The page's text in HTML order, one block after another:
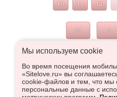
10 11 12
|< <
Что высказаться в Рупор,
Мы используем сookie
Во время посещения
«Sitelove.ru» вы
cookie-файлов и тем, что мы
персональные данные с